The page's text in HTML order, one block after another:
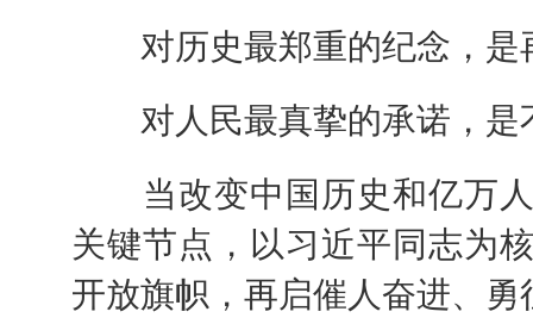
对历史最郑重的纪念，是
对人民最真挚的承诺，是
当改变中国历史和亿万人
关键节点，以习近平同志为
开放旗帜，再启催人奋进、